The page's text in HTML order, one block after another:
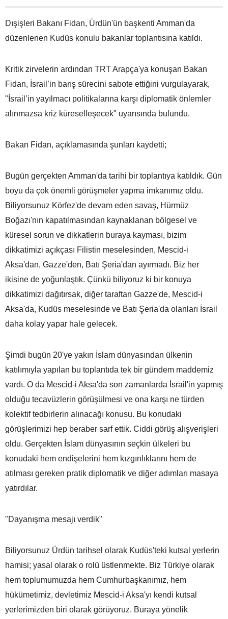
Dışişleri Bakanı Fidan, Ürdün'ün başkenti Amman'da
düzenlenen Kudüs konulu bakanlar toplantısına katıldı.
Kritik zirvelerin ardından TRT Arapça'ya konuşan Bakan
Fidan, İsrail’in barış sürecini sabote ettiğini vurgulayarak,
"İsrail’in yayılmacı politikalarına karşı diplomatik önlemler
alınmazsa kriz küreselleşecek" uyarısında bulundu.
Bakan Fidan, açıklamasında şunları kaydetti;
Bugün gerçekten Amman'da tarihi bir toplantıya katıldık. Gün
boyu da çok önemli görüşmeler yapma imkanımız oldu.
Biliyorsunuz Körfez'de devam eden savaş, Hürmüz
Boğazı'nın kapatılmasından kaynaklanan bölgesel ve
küresel sorun ve dikkatlerin buraya kayması, bizim
dikkatimizi açıkçası Filistin meselesinden, Mescid-i
Aksa'dan, Gazze'den, Batı Şeria'dan ayırmadı. Biz her
ikisine de yoğunlaştık. Çünkü biliyoruz ki bir konuya
dikkatimizi dağıtırsak, diğer taraftan Gazze'de, Mescid-i
Aksa'da, Kudüs meselesinde ve Batı Şeria'da olanları İsrail
daha kolay yapar hale gelecek.
Şimdi bugün 20'ye yakın İslam dünyasından ülkenin
katılımıyla yapılan bu toplantıda tek bir gündem maddemiz
vardı. O da Mescid-i Aksa'da son zamanlarda İsrail'in yapmış
olduğu tecavüzlerin görüşülmesi ve ona karşı ne türden
kolektif tedbirlerin alınacağı konusu. Bu konudaki
görüşlerimizi hep beraber sarf ettik. Ciddi görüş alışverişleri
oldu. Gerçekten İslam dünyasının seçkin ülkeleri bu
konudaki hem endişelerini hem kızgınlıklarını hem de
atılması gereken pratik diplomatik ve diğer adımları masaya
yatırdılar.
"Dayanışma mesajı verdik"
Biliyorsunuz Ürdün tarihsel olarak Kudüs'teki kutsal yerlerin
hamisi; yasal olarak o rolü üstlenmekte. Biz Türkiye olarak
hem toplumumuzda hem Cumhurbaşkanımız, hem
hükümetimiz, devletimiz Mescid-i Aksa'yı kendi kutsal
yerlerimizden biri olarak görüyoruz. Buraya yönelik